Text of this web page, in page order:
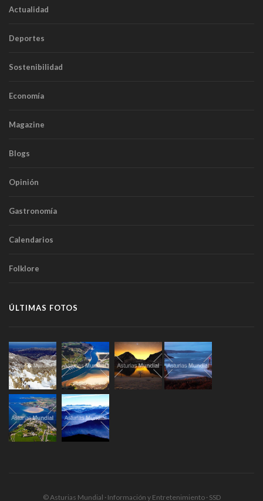
Actualidad
Deportes
Sostenibilidad
Economía
Magazine
Blogs
Opinión
Gastronomía
Calendarios
Folklore
ÚLTIMAS FOTOS
© Asturias Mundial · Información y Entretenimiento · SSD